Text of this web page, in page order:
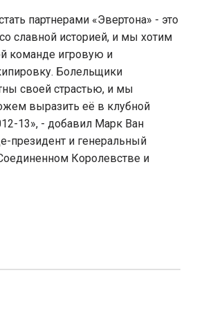
партнерами «Эвертона» - это
славной историей, и мы хотим
команде игровую и
Болельщики
своей страстью, и мы
выразить её в клубной
13», - добавил Марк Ван
президент и генеральный
Королевстве и